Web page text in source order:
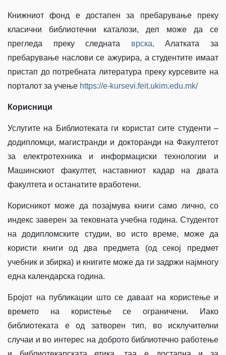
Книжниот фонд е достапен за пребарување преку
класични библиотечни каталози, дел може да се
прегледа преку следната врска. Алатката за
пребарување наслови се ажурира, а студентите имаат
пристап до потребната литература преку курсевите на
порталот за учење https://e-kursevi.feit.ukim.edu.mk/
Корисници
Услугите на Библиотеката ги користат сите студенти –
додипломци, магистранди и докторанди на Факултетот
за електротехника и информациски технологии и
Машинскиот факултет, наставниот кадар на двата
факултета и останатите вработени.
Корисникот може да позајмува книги само лично, со
индекс заверен за тековната учебна година. Студентот
на додипломските студии, во исто време, може да
користи книги од два предмета (од секој предмет
учебник и збирка) и книгите може да ги задржи најмногу
една календарска година.
Бројот на публикации што се даваат на користење и
времето на користење се ограничени. Иако
библиотеката е од затворен тип, во исклучителни
случаи и во интерес на доброто библиотечно работење